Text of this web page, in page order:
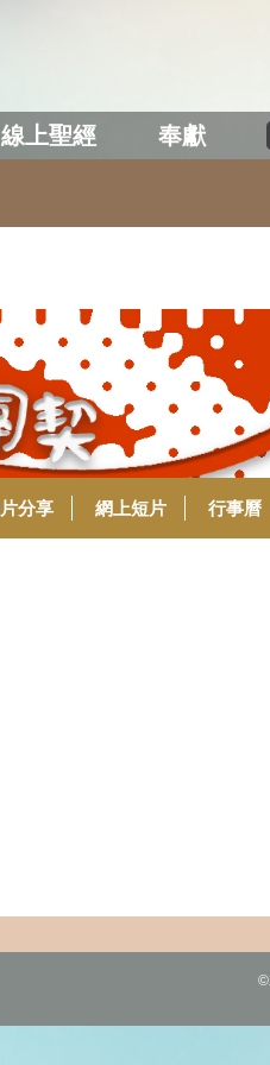
線上聖經 奉獻
分享 網上短片 行事曆